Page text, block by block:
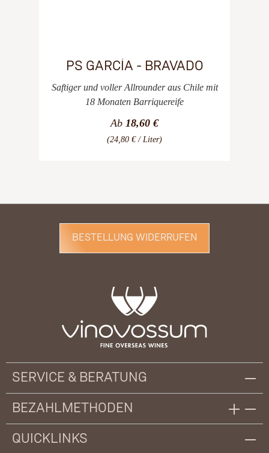
PS GARCÍA - BRAVADO
Saftiger und voller Allrounder aus Chile mit
18 Monaten Barriquereife
Ab 18,60 €
(24,80 € / Liter)
BESTELLUNG WIDERRUFEN
SERVICE & BERATUNG
BEZAHLMETHODEN
QUICKLINKS